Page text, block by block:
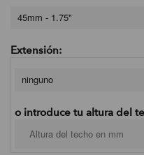
45mm - 1.75"
Extensión:
ninguno
o introduce tu altura del